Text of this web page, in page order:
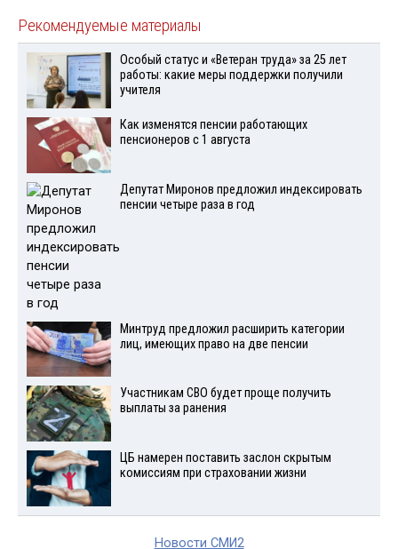
Рекомендуемые материалы
Особый статус и «Ветеран труда» за 25 лет
работы: какие меры поддержки получили
учителя
Как изменятся пенсии работающих
пенсионеров с 1 августа
Депутат Миронов предложил индексировать
пенсии четыре раза в год
Минтруд предложил расширить категории
лиц, имеющих право на две пенсии
Участникам СВО будет проще получить
выплаты за ранения
ЦБ намерен поставить заслон скрытым
комиссиям при страховании жизни
Новости СМИ2